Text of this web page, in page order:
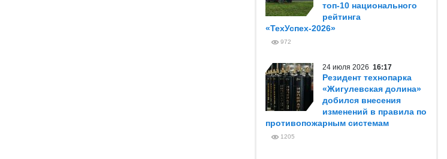
топ-10 национального
рейтинга
«ТехУспех-2026»
972
24 июля 2026 16:17
Резидент технопарка
«Жигулевская долина»
добился внесения
изменений в правила по
противопожарным системам
1205